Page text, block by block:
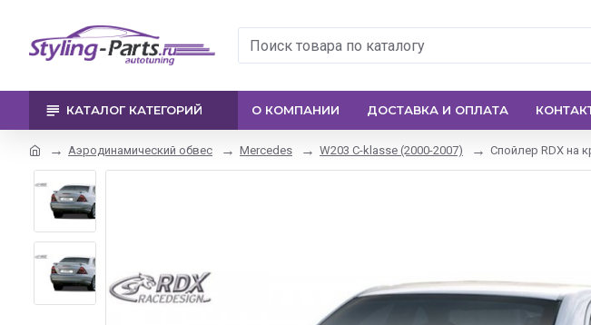
КАТАЛОГ КАТЕГОРИЙ О КОМПАНИИ ДОСТАВКА И ОПЛАТА
Аэродинамический обвес Mercedes W203 C-klasse (2000-2007) Спойлер RDX на